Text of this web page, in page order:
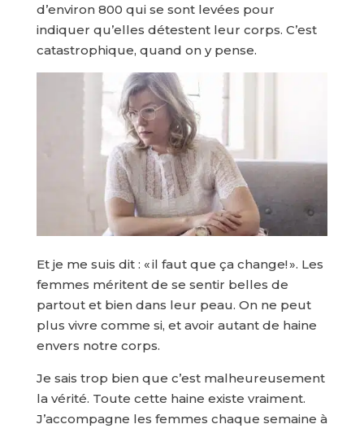
d’environ 800 qui se sont levées pour
indiquer qu’elles détestent leur corps. C’est
catastrophique, quand on y pense.
Et je me suis dit : « il faut que ça change! ». Les
femmes méritent de se sentir belles de
partout et bien dans leur peau. On ne peut
plus vivre comme si, et avoir autant de haine
envers notre corps.
Je sais trop bien que c’est malheureusement
la vérité. Toute cette haine existe vraiment.
J’accompagne les femmes chaque semaine à